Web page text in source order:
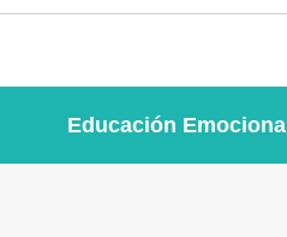
Educación Emocional